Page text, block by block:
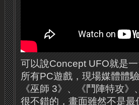
可以說Concept UFO就是
所有PC遊戲，現場媒體體
《巫師 3》、《鬥陣特攻
很不錯的，畫面雖然不是